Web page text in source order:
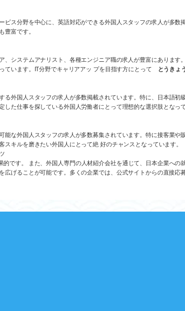
ス分野を中心に、英語対応ができる外国人スタッフの求人が多数
豊富です。
システムアナリスト、各種エンジニア職の求人が豊富にあります
ています。IT分野でキャリアアッ プを目指す方にとって
とうきょ
外国人スタッフの求人が多数掲載されています。特に、日本語初
した仕事を探している外国人労働者にとって理想的な選択肢となって
な外国人スタッフの求人が多数募集されています。特に接客業や
キルを磨きたい外国人にとって絶 好のチャンスとなっています。
です。 また、外国人専門の人材紹介会社を通じて、日本企業へ
げることが可能です。多くの企業では、公式サイトからの直接応